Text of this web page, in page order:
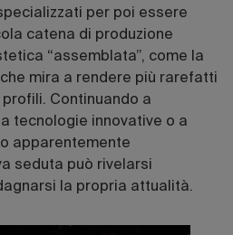
per poi essere
catena di produzione
“assemblata”, come la
mira a rendere più rarefatti
Continuando a
tecnologie innovative o a
apparentemente
seduta può rivelarsi
la propria attualità.